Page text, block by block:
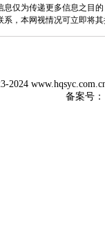
息仅为传递更多信息之目
，本网视情况可立即将
2024
备案号：